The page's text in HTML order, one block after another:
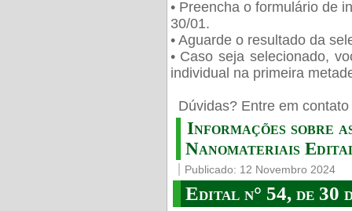
• Preencha o formulário de
30/01.
• Aguarde o resultado da
• Caso seja selecionado,
individual na primeira
Dúvidas? Entre em
Informações sobre
Nanomateriais
Publicado: 12 Novembro 2024
Edital n° 54, de 30